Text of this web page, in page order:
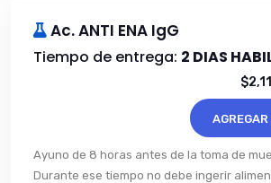
Ac. ANTI ENA IgG
Tiempo de entrega: 2 DIAS
Ayuno de 8 horas antes de la toma de
Durante ese tiempo no debe ingerir